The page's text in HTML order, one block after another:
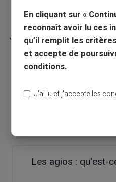
Partager cet article
bancaire ?
Les agios : qu'est-
En cliquant sur «
reconnaît avoir lu ces
qu’il remplit les
et accepte de
conditions.
J’ai lu et j’accepte les